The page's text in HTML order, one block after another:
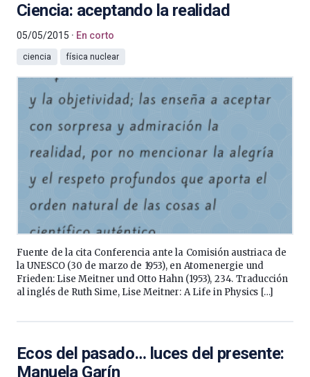
Ciencia: aceptando la realidad
05/05/2015 En corto
ciencia física nuclear
Fuente de la cita Conferencia ante la Comisión austriaca de
la UNESCO (30 de marzo de 1953), en Atomenergie und
Frieden: Lise Meitner und Otto Hahn (1953), 23­4. Traducción
al inglés de Ruth Sime, Lise Meitner: A Life in Physics […]
Ecos del pasado… luces del presente:
Manuela Garín